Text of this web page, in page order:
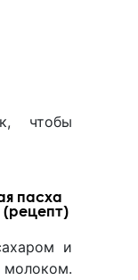
чтобы
пасха
(рецепт)
и